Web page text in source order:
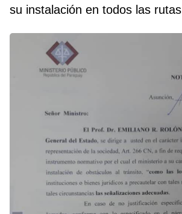
su instalación en todos las